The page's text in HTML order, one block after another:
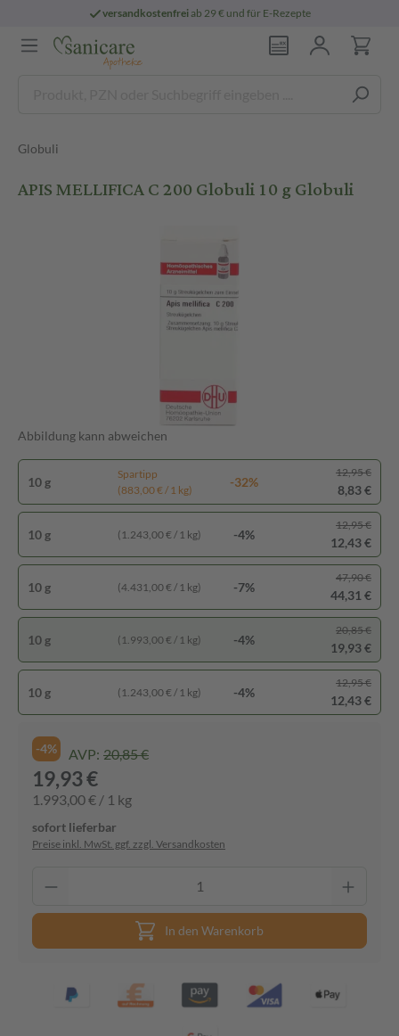
versandkostenfreiab 29 € und für E-Rezepte
Globuli
APIS MELLIFICA C 200 Globuli 10 g Globuli
Abbildung kann abweichen
10 g
Spartipp
(883,00 € / 1 kg)
-32%
12,95 €
8,83 €
10 g (1.243,00 € / 1 kg) -4%
12,95 €
12,43 €
10 g (4.431,00 € / 1 kg) -7%
47,90 €
44,31 €
10 g (1.993,00 € / 1 kg) -4%
20,85 €
19,93 €
10 g (1.243,00 € / 1 kg) -4%
12,95 €
12,43 €
-4% AVP: 20,85 €
19,93 €
1.993,00 € / 1 kg
sofort lieferbar
Preise inkl. MwSt. ggf. zzgl. Versandkosten
In den Warenkorb